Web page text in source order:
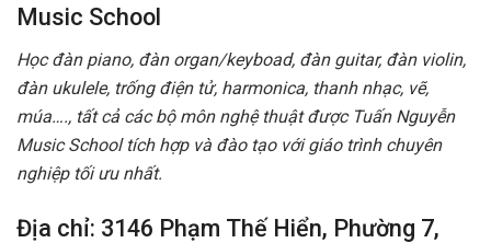
Music School
Học đàn piano, đàn organ/keyboad, đàn guitar, đàn violin,
đàn ukulele, trống điện tử, harmonica, thanh nhạc, vẽ,
múa…., tất cả các bộ môn nghệ thuật được Tuấn Nguyễn
Music School tích hợp và đào tạo với giáo trình chuyên
nghiệp tối ưu nhất.
Địa chỉ: 3146 Phạm Thế Hiển, Phường 7,